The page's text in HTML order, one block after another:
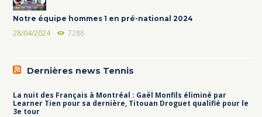
Notre équipe hommes 1 en pré-national 2024
28/04/2024 7288
Dernières news Tennis
La nuit des Français à Montréal : Gaël Monfils éliminé par
Learner Tien pour sa dernière, Titouan Droguet qualifié pour le
3e tour